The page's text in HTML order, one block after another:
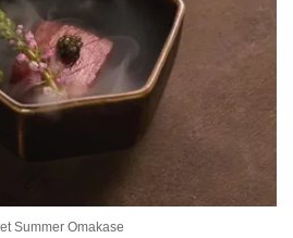
Summer Omakase